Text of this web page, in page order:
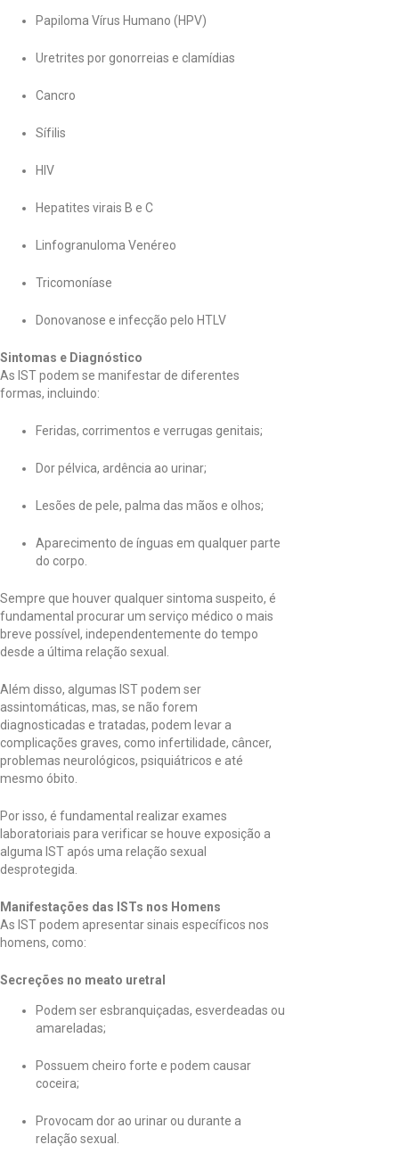
Papiloma Vírus Humano (HPV)
Uretrites por gonorreias e clamídias
Cancro
Sífilis
HIV
Hepatites virais B e C
Linfogranuloma Venéreo
Tricomoníase
Donovanose e infecção pelo HTLV
Sintomas e Diagnóstico
As IST podem se manifestar de diferentes
formas, incluindo:
Feridas, corrimentos e verrugas genitais;
Dor pélvica, ardência ao urinar;
Lesões de pele, palma das mãos e olhos;
Aparecimento de ínguas em qualquer parte
do corpo.
Sempre que houver qualquer sintoma suspeito, é
fundamental procurar um serviço médico o mais
breve possível, independentemente do tempo
desde a última relação sexual.
Além disso, algumas IST podem ser
assintomáticas, mas, se não forem
diagnosticadas e tratadas, podem levar a
complicações graves, como infertilidade, câncer,
problemas neurológicos, psiquiátricos e até
mesmo óbito.
Por isso, é fundamental realizar exames
laboratoriais para verificar se houve exposição a
alguma IST após uma relação sexual
desprotegida.
Manifestações das ISTs nos Homens
As IST podem apresentar sinais específicos nos
homens, como:
Secreções no meato uretral
Podem ser esbranquiçadas, esverdeadas ou
amareladas;
Possuem cheiro forte e podem causar
coceira;
Provocam dor ao urinar ou durante a
relação sexual.